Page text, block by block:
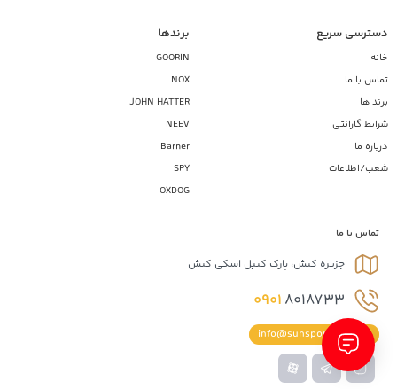
دسترسی سریع
خانه
تماس با ما
برند ها
شرایط گارانتی
درباره ما
شعب/اطلاعات
برندها
GOORIN
NOX
JOHN HATTER
NEEV
Barner
SPY
OXDOG
تماس با ما
جزیره کیش، پارک کیبل اسکی کیش
09018018733
info@sunsportiran.com